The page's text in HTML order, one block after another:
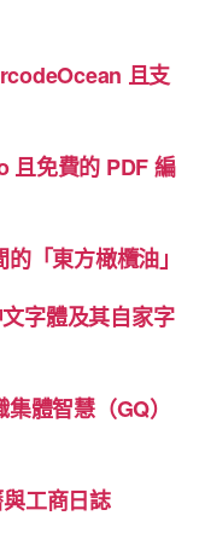
且支
且免費的 PDF 編
「東方橄欖油」
字體及其自家字
體智慧（GQ）
工商日誌